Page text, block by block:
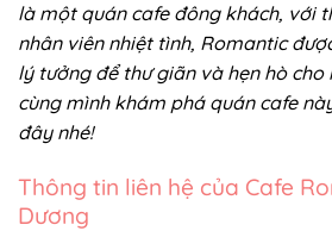
là một quán cafe đông khách, với
nhân viên nhiệt tình, Romantic
lý tưởng để thư giãn và hẹn hò
cùng mình khám phá quán cafe
đây nhé!
Thông tin liên hệ của Cafe
Dương